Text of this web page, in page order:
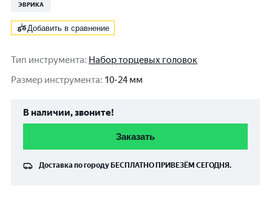
ЭВРИКА
Добавить в сравнение
Тип инструмента: Набор торцевых головок
Размер инструмента: 10-24 мм
В наличии, звоните!
Заказать
Доставка по городу БЕСПЛАТНО ПРИВЕЗЁМ СЕГОДНЯ.